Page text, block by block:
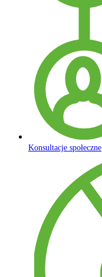
Konsultacje społeczne